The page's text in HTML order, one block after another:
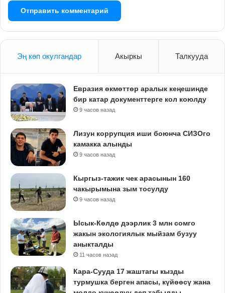
Эң көп окулгандар Акыркы Талкууда
Евразия өкмөттөр аралык кеңешинде
бир катар документтерге кол коюлду
9 часов назад
Лизун коррупция иши боюнча СИЗОго
камакка алынды
9 часов назад
Кыргыз-тажик чек арасынын 160
чакырымына зым тосулду
9 часов назад
Ысык-Көлдө дээрлик 3 млн сомго
жакын экологиялык мыйзам бузуу
аныкталды
11 часов назад
Кара-Сууда 17 жаштагы кызды
турмушка берген апасы, күйөөсү жана